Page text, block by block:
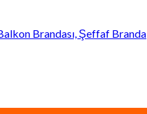
Brandası, Şeffaf Branda